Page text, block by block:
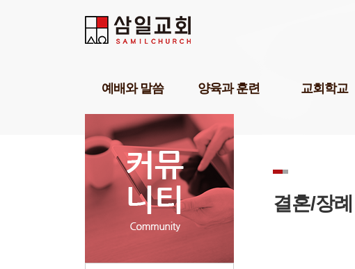
예배와 말씀
담임목사설교
강해설교
부교역자설교
온라인예배
초청강사설교
성례
양육과 훈련
삼일기도학교
303비전암송학교
묵상학교
삼일아카데미
위플러스가정예배
교회학교
교회학교 게시판
삼일 교육 자료실
삼일 어린이 도서관
결혼/장례